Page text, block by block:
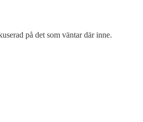
på det som väntar där inne.